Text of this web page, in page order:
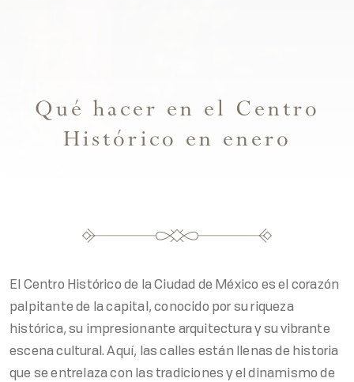
Qué hacer en el Centro
Histórico en enero
El Centro Histórico de la Ciudad de México es el corazón
palpitante de la capital, conocido por su riqueza
histórica, su impresionante arquitectura y su vibrante
escena cultural. Aquí, las calles están llenas de historia
que se entrelaza con las tradiciones y el dinamismo de